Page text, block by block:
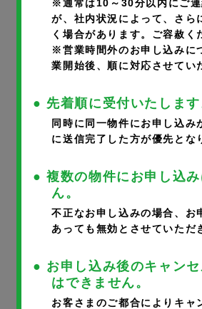
部屋番号※
申込者氏名※
※通常は10～30分以内にご
が、社内状況によって、さら
く場合があります。ご容赦く
※営業時間外のお申し込みに
業開始後、順に対応させてい
● 先着順に受付いたします
同時に同一物件にお申し込み
に送信完了した方が優先とな
● 複数の物件にお申し込
ん。
不正なお申し込みの場合、お
あっても無効とさせていただ
● お申し込み後のキャン
はできません。
お客さまのご都合によりキャ